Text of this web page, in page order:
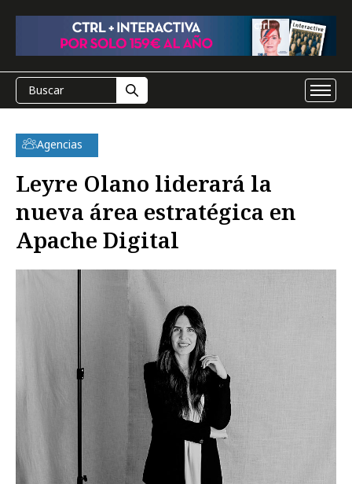
Agencias
Leyre Olano liderará la
nueva área estratégica en
Apache Digital